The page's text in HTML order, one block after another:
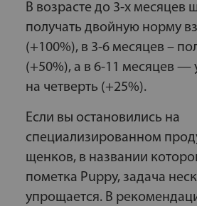
В возрасте до 3-х месяцев
получать двойную норму
(+100%), в 3-6 месяцев –
(+50%), а в 6-11 месяцев —
на четверть (+25%).
Если вы остановились на
специализированном
щенков, в названии
пометка Puppy, задача
упрощается. В